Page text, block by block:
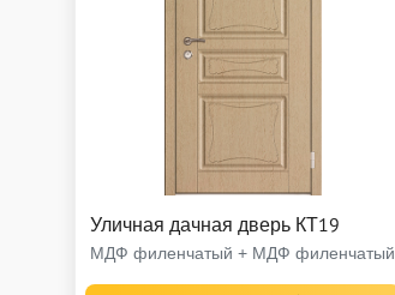
Уличная дачная дверь КТ19
МДФ филенчатый + МДФ филенчатый